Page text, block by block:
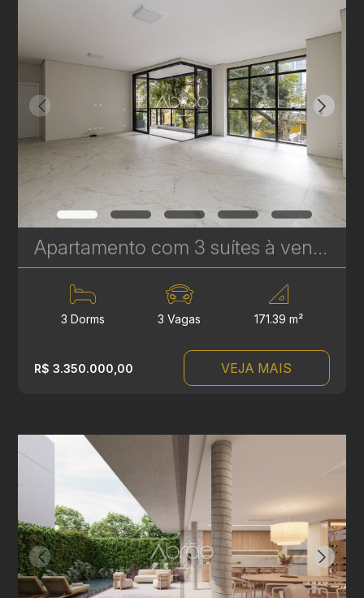
Apartamento com 3 suítes à venda no Edifício Casamia - 171,39 m² | Ref.1769
3 Dorms 3 Vagas 171.39 m²
R$ 3.350.000,00 VEJA MAIS